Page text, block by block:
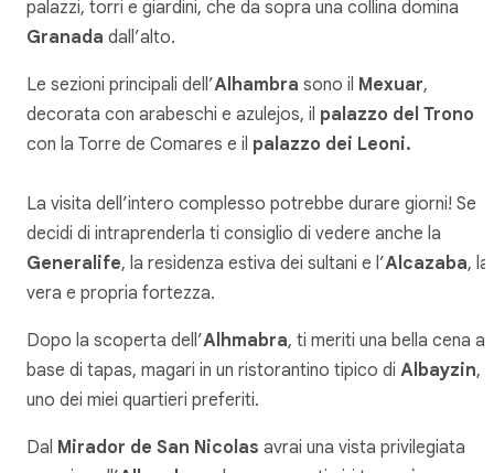
palazzi, torri e giardini, che da sopra una collina domina
Granada dall’alto.
Le sezioni principali dell’Alhambra sono il Mexuar,
decorata con arabeschi e azulejos, il palazzo del Trono
con la Torre de Comares e il palazzo dei Leoni.
La visita dell’intero complesso potrebbe durare giorni! Se
decidi di intraprenderla ti consiglio di vedere anche la
Generalife, la residenza estiva dei sultani e l’Alcazaba, la
vera e propria fortezza.
Dopo la scoperta dell’Alhmabra, ti meriti una bella cena a
base di tapas, magari in un ristorantino tipico di Albayzin,
uno dei miei quartieri preferiti.
Dal Mirador de San Nicolas avrai una vista privilegiata